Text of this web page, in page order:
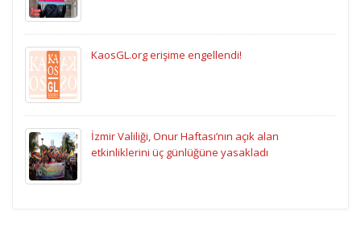
KaosGL.org erişime engellendi!
İzmir Valiliği, Onur Haftası’nın açık alan
etkinliklerini üç günlüğüne yasakladı